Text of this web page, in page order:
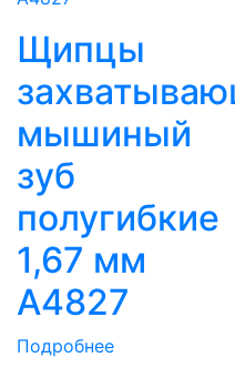
Щипцы
мышиный
зуб
полугибкие
1,67 мм
A4827
Подробнее